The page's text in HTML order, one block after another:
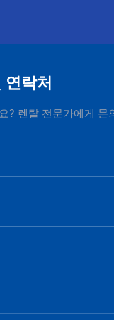
락처
? 렌탈 전문가에게 문